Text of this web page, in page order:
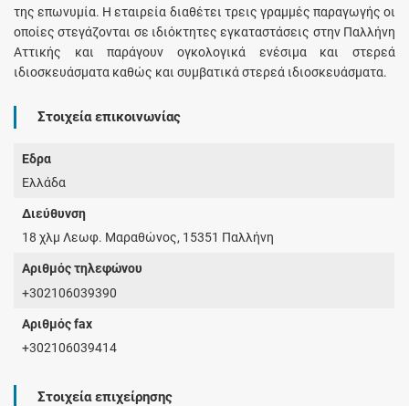
της επωνυμία. Η εταιρεία διαθέτει τρεις γραμμές παραγωγής οι
οποίες στεγάζονται σε ιδιόκτητες εγκαταστάσεις στην Παλλήνη
Αττικής και παράγουν ογκολογικά ενέσιμα και στερεά
ιδιοσκευάσματα καθώς και συμβατικά στερεά ιδιοσκευάσματα.
Στοιχεία επικοινωνίας
Έδρα
Ελλάδα
Διεύθυνση
18 χλμ Λεωφ. Μαραθώνος, 15351 Παλλήνη
Αριθμός τηλεφώνου
+302106039390
Αριθμός fax
+302106039414
Στοιχεία επιχείρησης